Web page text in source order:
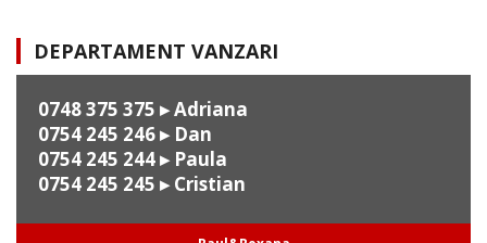
DEPARTAMENT VANZARI
0748 375 375 ▸ Adriana
0754 245 246▸ Dan
0754 245 244▸ Paula
0754 245 245 ▸ Cristian